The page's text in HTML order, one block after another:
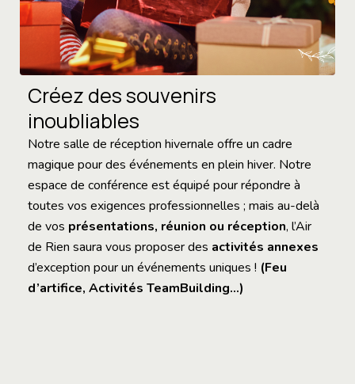
Créez des souvenirs
inoubliables
Notre salle de réception hivernale offre un cadre
magique pour des événements en plein hiver. Notre
espace de conférence est équipé pour répondre à
toutes vos exigences professionnelles ; mais au-delà
de vos présentations, réunion ou réception, l’Air
de Rien saura vous proposer des activités annexes
d’exception pour un événements uniques ! (Feu
d’artifice, Activités TeamBuilding…)